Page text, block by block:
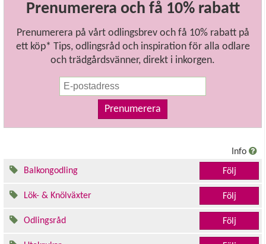
Prenumerera och få 10% rabatt
Prenumerera på vårt odlingsbrev och få 10% rabatt på
ett köp* Tips, odlingsråd och inspiration för alla odlare
och trädgårdsvänner, direkt i inkorgen.
Prenumerera
Info
Balkongodling
Följ
Lök- & Knölväxter Följ
Odlingsråd Följ